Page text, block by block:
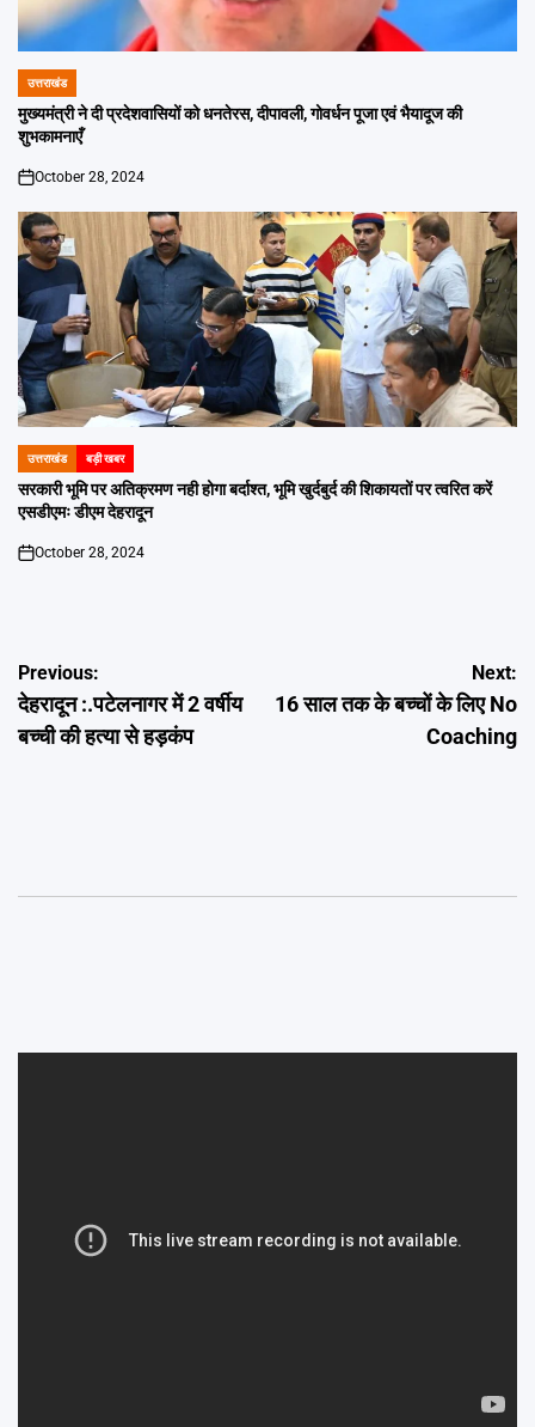
POSTED
IN
उत्तराखंड
मुख्यमंत्री ने दी प्रदेशवासियों को धनतेरस, दीपावली, गोवर्धन पूजा एवं भैयादूज की
शुभकामनाएँ
on
October 28, 2024
POSTED
IN
उत्तराखंड बड़ी खबर
सरकारी भूमि पर अतिक्रमण नही होगा बर्दाश्त, भूमि खुर्दबुर्द की शिकायतों पर त्वरित करें
एसडीएमः डीएम देहरादून
on
October 28, 2024
Post
navigation
Previous:
देहरादून :.पटेलनागर में 2 वर्षीय
बच्ची की हत्या से हड़कंप
Next:
16 साल तक के बच्चों के लिए No
Coaching